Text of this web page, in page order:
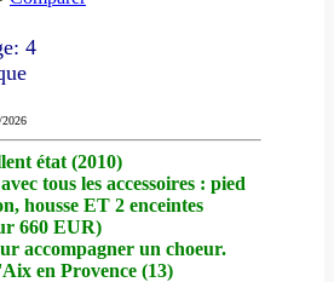
4
état (2010)
tous les accessoires : pied
housse ET 2 enceintes
660 EUR)
accompagner un choeur.
en Provence (13)